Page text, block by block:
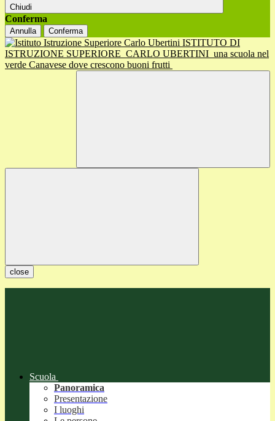
Chiudi
Conferma
Annulla Conferma
ISTITUTO DI
ISTRUZIONE SUPERIORE CARLO UBERTINI una scuola nel
verde Canavese dove crescono buoni frutti
close
Scuola
Panoramica
Presentazione
I luoghi